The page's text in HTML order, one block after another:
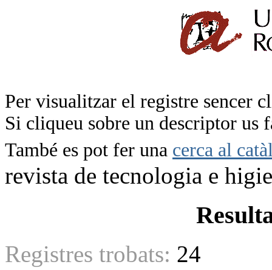
Per visualitzar el registre sencer
Si cliqueu sobre un descriptor us
També es pot fer una cerca al
revista de tecnologia e
Registres trobats: 24